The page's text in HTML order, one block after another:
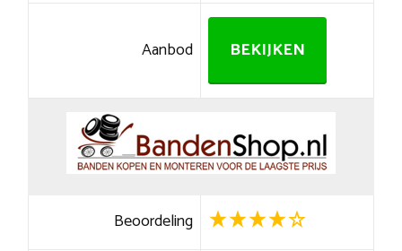
Aanbod BEKIJKEN
Beoordeling